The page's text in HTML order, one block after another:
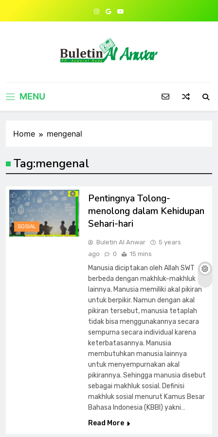
MENU
Home mengenal
Tag:mengenal
SOSIAL
Pentingnya Tolong-
menolong dalam Kehidupan
Sehari-hari
Buletin Al Anwar
5 years
ago
0 15 mins
Manusia diciptakan oleh Allah SWT
berbeda dengan makhluk-makhluk
lainnya. Manusia memiliki akal pikiran
untuk berpikir. Namun dengan akal
pikiran tersebut, manusia tetaplah
tidak bisa menggunakannya secara
sempurna secara individual karena
keterbatasannya. Manusia
membutuhkan manusia lainnya
untuk menyempurnakan akal
pikirannya. Sehingga manusia disebut
sebagai makhluk sosial. Definisi
makhluk sosial menurut Kamus Besar
Bahasa Indonesia (KBBI) yakni…
Read More